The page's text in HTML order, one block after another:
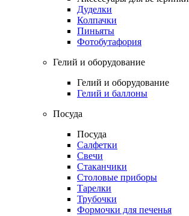
Дуделки
Колпачки
Пиньяты
Фотобутафория
Гелий и оборудование
Гелий и оборудование
Гелий и баллоны
Посуда
Посуда
Салфетки
Свечи
Стаканчики
Столовые приборы
Тарелки
Трубочки
Формочки для печенья